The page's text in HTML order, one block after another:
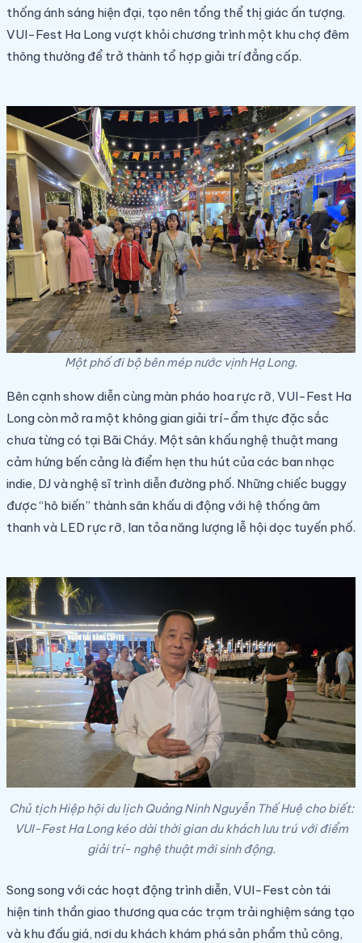
thống ánh sáng hiện đại, tạo nên tổng thể thị giác ấn tượng.
VUI-Fest Ha Long vượt khỏi chương trình một khu chợ đêm
thông thường để trở thành tổ hợp giải trí đẳng cấp.
Một phố đi bộ bên mép nước vịnh Hạ Long.
Bên cạnh show diễn cùng màn pháo hoa rực rỡ, VUI-Fest Ha
Long còn mở ra một không gian giải trí-ẩm thực đặc sắc
chưa từng có tại Bãi Cháy. Một sân khấu nghệ thuật mang
cảm hứng bến cảng là điểm hẹn thu hút của các ban nhạc
indie, DJ và nghệ sĩ trình diễn đường phố. Những chiếc buggy
được “hô biến” thành sân khấu di động với hệ thống âm
thanh và LED rực rỡ, lan tỏa năng lượng lễ hội dọc tuyến phố.
Chủ tịch Hiệp hội du lịch Quảng Ninh Nguyễn Thế Huệ cho biết:
VUI-Fest Ha Long kéo dài thời gian du khách lưu trú với điểm
giải trí- nghệ thuật mới sinh động.
Song song với các hoạt động trình diễn, VUI-Fest còn tái
hiện tinh thần giao thương qua các trạm trải nghiệm sáng tạo
và khu đấu giá, nơi du khách khám phá sản phẩm thủ công,